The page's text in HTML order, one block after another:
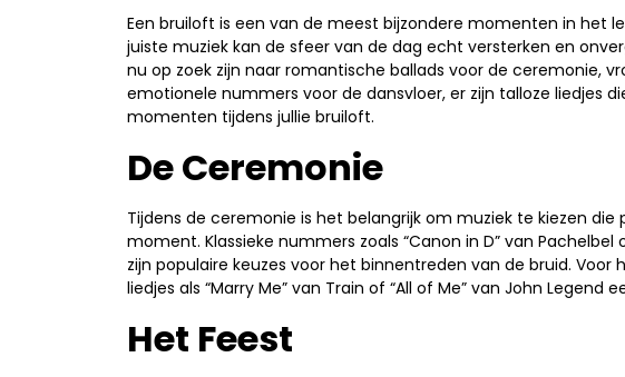
Een bruiloft is een van de meest bijzondere momenten in het
juiste muziek kan de sfeer van de dag echt versterken en
nu op zoek zijn naar romantische ballads voor de ceremonie,
emotionele nummers voor de dansvloer, er zijn talloze liedjes
momenten tijdens jullie bruiloft.
De Ceremonie
Tijdens de ceremonie is het belangrijk om muziek te kiezen
moment. Klassieke nummers zoals “Canon in D” van Pachelbel
zijn populaire keuzes voor het binnentreden van de bruid.
liedjes als “Marry Me” van Train of “All of Me” van John Legend
Het Feest